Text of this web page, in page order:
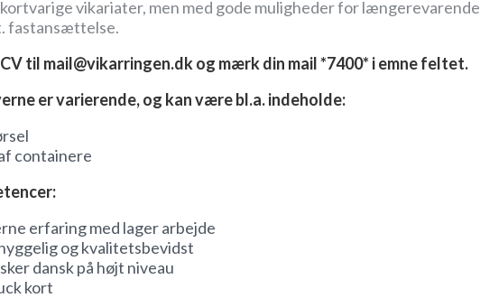
vikariater, men med gode muligheder for længerevarende
fastansættelse.
til mail@vikarringen.dk og mærk din mail *7400* i emne feltet.
er varierende, og kan være bl.a. indeholde:
containere
erfaring med lager arbejde
og kvalitetsbevidst
dansk på højt niveau
kort